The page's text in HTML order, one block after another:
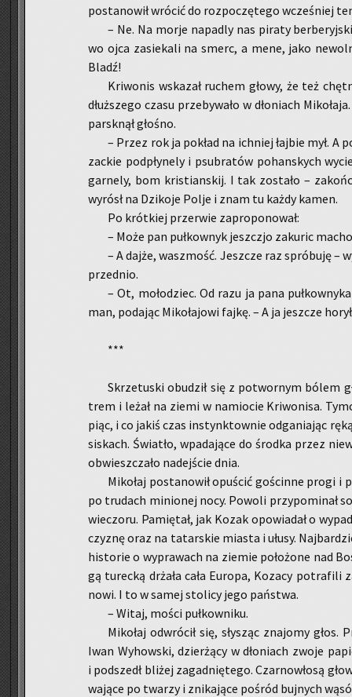
po­sta­no­wił wró­cić do roz­po­czę­te­go wcze­śniej
– Ne. Na morje na­pa­dly nas pi­ra­ty
wo ojca za­sie­ka­li na smerc, a mene, jako
Bladź!
Kri­wo­nis wska­zał ru­chem głowy, że też
dłuż­sze­go czasu prze­by­wa­ło w dło­niach
par­sk­nął gło­śno.
– Przez rok ja po­kład na ich­niej łaj­bie mył.
zac­kie pod­pły­ne­ly i psu­bra­tów po­han­skych
gar­ne­ly, bom kri­stian­skij. I tak zo­sta­ło –
wy­rósł na Dzi­ko­je Polje i znam tu każdy kamen.
Po krót­kiej prze­rwie za­pro­po­no­wał:
– Może pan puł­kow­nyk jesz­czjo za­ku­ric
– A dajże, wasz­mość. Jesz­cze raz spró­bu­ję –
przed­nio.
– Ot, mo­ło­dziec. Od razu ja pana
man, po­da­jąc Mi­ko­ła­jo­wi fajkę. – A ja jesz­cze
***
Skrze­tu­ski obu­dził się z po­twor­nym bólem
trem i leżał na ziemi w na­mio­cie Kri­wo­ni­sa.
piąc, i co jakiś czas in­stynk­tow­nie od­ga­nia­jąc
si­skach. Świa­tło, wpa­da­ją­ce do środ­ka przez
ob­wiesz­cza­ło na­dej­ście dnia.
Mi­ko­łaj po­sta­no­wił opu­ścić go­ścin­ne progi i
po tru­dach mi­nio­nej nocy. Po­wo­li przy­po­mi­nał
wie­czo­ru. Pa­mię­tał, jak Kozak opo­wia­dał o
czy­znę oraz na ta­tar­skie mia­sta i ułusy.
hi­sto­rie o wy­pra­wach na zie­mie po­ło­żo­ne nad
gą tu­rec­ką drża­ła cała Eu­ro­pa, Ko­za­cy po­tra­fi­li
no­wi. I to w samej sto­li­cy jego pań­stwa.
– Witaj, mości puł­kow­ni­ku.
Mi­ko­łaj od­wró­cił się, sły­sząc zna­jo­my
Iwan Wy­how­ski, dzier­żą­cy w dło­niach zwoje
i pod­szedł bli­żej za­gad­nię­te­go. Czar­no­wło­są
wa­ją­ce po twa­rzy i zni­ka­ją­ce po­śród buj­nych